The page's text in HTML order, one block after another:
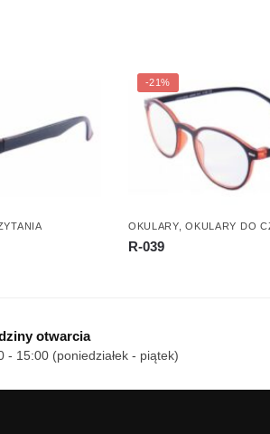
-21%
OKULARY,OKULARY DO
R-039
otwarcia
- 15:00 (poniedziałek - piątek)